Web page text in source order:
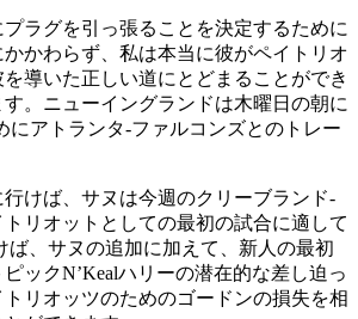
ラグを引っ張ることを決定するために
かわらず、私は本当に彼がペイトリオ
導いた正しい道にとどまることができ
。ニューイングランドは木曜日の朝に
にアトランタ-ファルコンズとのトレー
けば、サヌは今週のクリーブランド-
リオットとしての最初の試合に適して
ば、サヌの追加に加えて、新人の最初
ックN’Kealハリーの潜在的な差し迫っ
リオッツのためのゴードンの損失を相